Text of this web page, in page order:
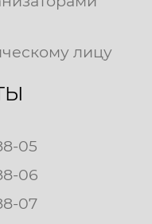
лицу
05
06
07